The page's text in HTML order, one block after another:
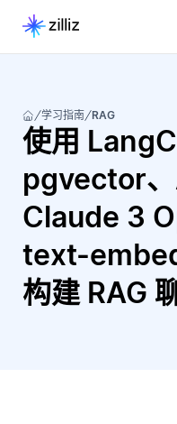
学习指南 RAG
使用
pgvector
Claude 3
text-
构建 RAG